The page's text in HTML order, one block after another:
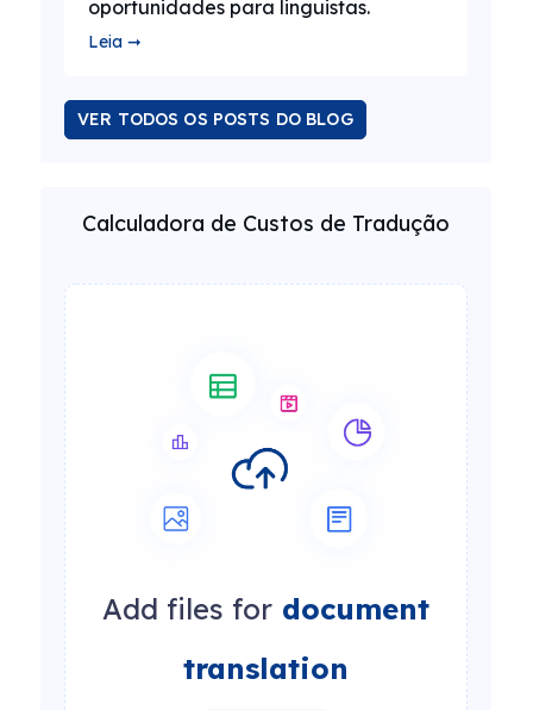
oportunidades para linguistas.
Leia ➞
VER TODOS OS POSTS DO BLOG
Calculadora de Custos de Tradução
Add files for document
translation